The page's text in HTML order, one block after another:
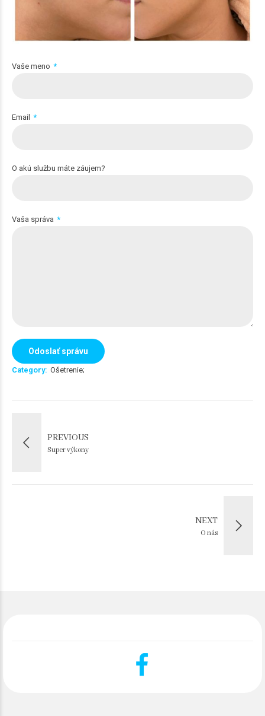
Vaše meno
Email
O akú službu máte záujem?
Vaša správa
Category Ošetrenie
PREVIOUS
Super výkony
NEXT
O nás